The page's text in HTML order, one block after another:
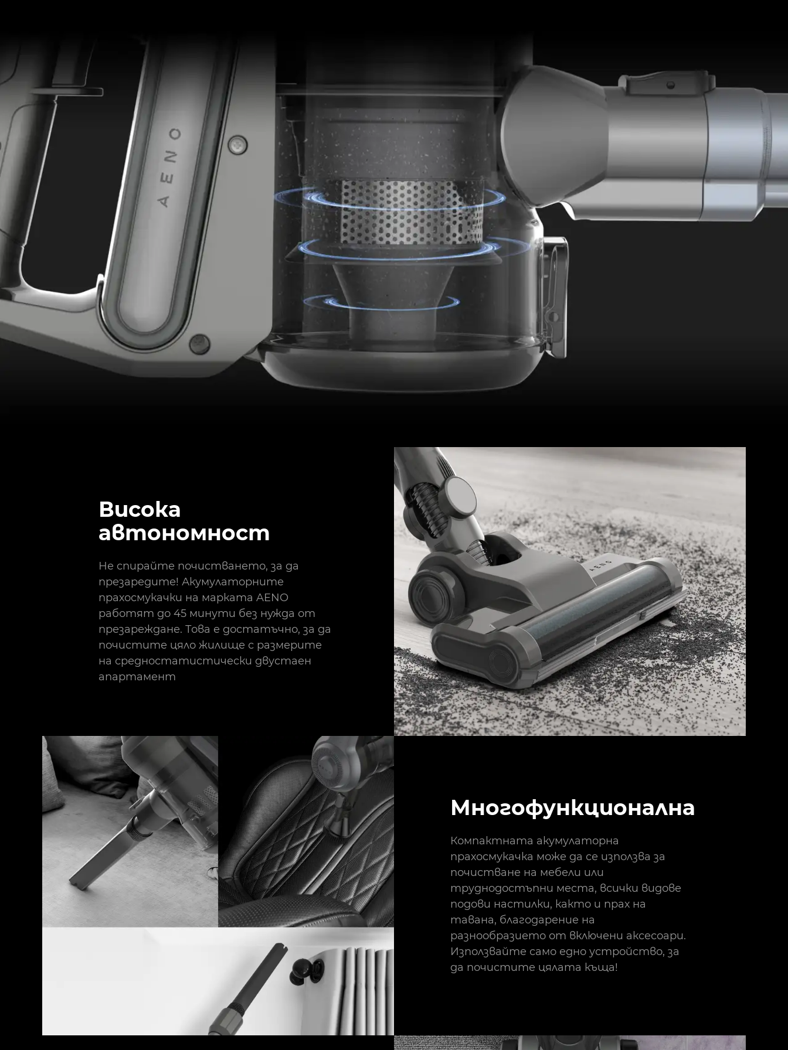
Висока
автономност
Не спирайте почистването, за да
презаредите! Акумулаторните
прахосмукачки на марката AENO
работят до 45 минути без нужда от
презареждане. Това е достатъчно, за да
почистите цяло жилище с размерите
на средностатистически двустаен
апартамент
Многофункционална
Компактната акумулаторна
прахосмукачка може да се използва за
почистване на мебели или
труднодостъпни места, всички видове
подови настилки, както и прах на
тавана, благодарение на
разнообразието от включени аксесоари.
Използвайте само едно устройство, за
да почистите цялата къща!